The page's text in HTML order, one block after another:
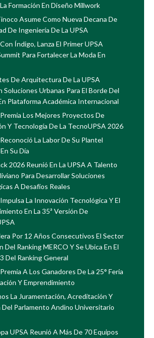
Formación En Diseño Millwork
Asume Como Nueva Decana De
De Ingeniería De La UPSA
Índigo, Lanza El Primer UPSA
Para Fortalecer La Moda En
De Arquitectura De La UPSA
Soluciones Urbanas Para El Borde Del
Plataforma Académica Internacional
Los Mejores Proyectos De
Y Tecnología De La TecnoUPSA 2026
La Labor De Su Plantel
Su Día
2026 Reunió En La UPSA A Talento
Para Desarrollar Soluciones
A Desafíos Reales
La Innovación Tecnológica Y El
En La 35ª Versión De
Por 12 Años Consecutivos El Sector
Del Ranking MERCO Y Se Ubica En El
Del Ranking General
A Los Ganadores De La 25° Feria
Y Emprendimiento
La Juramentación, Acreditación Y
Del Parlamento Andino Universitario
UPSA Reunió A Más De 70 Equipos